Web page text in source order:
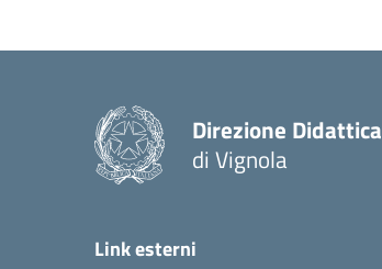
Direzione Didattica
di Vignola
Link esterni